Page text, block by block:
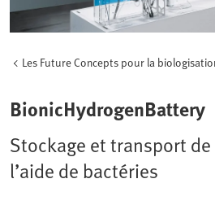
Les Future Concepts pour la
BionicHydrogenBattery
Stockage et transport de
l’aide de bactéries